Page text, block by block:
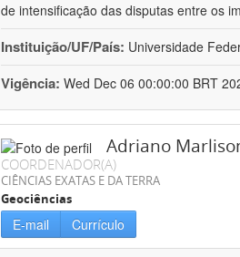
de intensificação das disputas entre os
Instituição/UF/País: Universidade
Vigência: Wed Dec 06 00:00:00 BRT
Adriano
COORDENADOR(A)
CIÊNCIAS EXATAS E DA TERRA
Geociências
E-mail Currículo